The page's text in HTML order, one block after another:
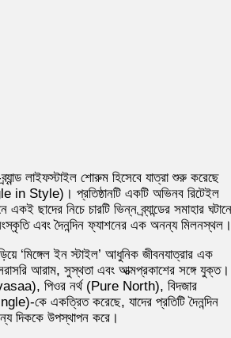
ব্র্যান্ড লাইফস্টাইল শোরুম হিসেবে যাত্রা শুরু করেছে
in Style)। প্রতিষ্ঠানটি একটি অভিনব রিটেইল
ছাদের নিচে চারটি ভিন্ন ব্র্যান্ডের সমাহার
এবং দৈনন্দিন ফ্যাশনের এক অনন্য মিলনস্থল।
‘মিঙ্গেল ইন স্টাইল’ আধুনিক জীবনযাত্রার এক
আরাম, সুস্থতা এবং আত্মপ্রকাশের সঙ্গে যুক্ত।
পিওর নর্থ (Pure North), বিদজার
কে একত্রিত করেছে, যাদের প্রতিটি দৈনন্দিন
দিককে উপস্থাপন করে।